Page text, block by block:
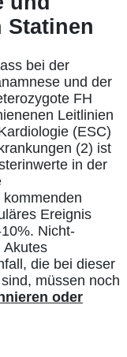
Statinen
bei der
und der
FH
Leitlinien
(ESC)
(2) ist
in der
Ereignis
Nicht-
Akutes
die bei dieser
müssen noch
oder